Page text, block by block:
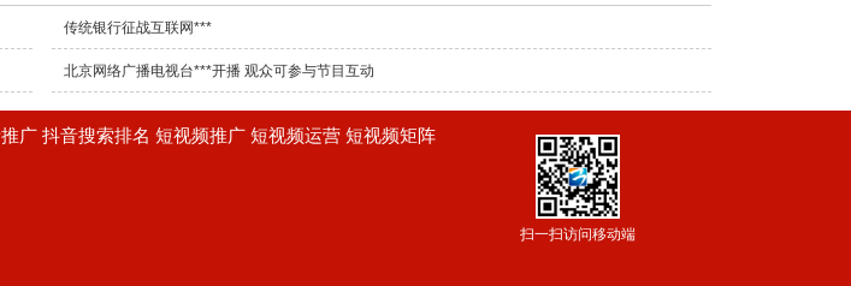
传统银行征战互联网***
北京网络广播电视台***开播 观众可参与节目互动
广 抖音搜索排名 短视频推广 短视频运营 短视频矩阵
扫一扫访问移动端